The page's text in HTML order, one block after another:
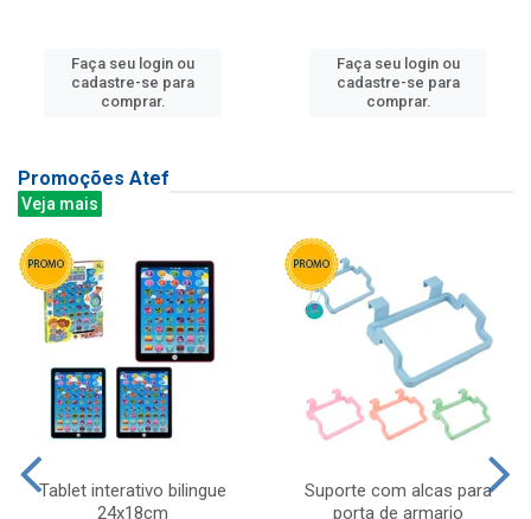
Faça seu login ou
cadastre-se para
comprar.
Faça seu login ou
cadastre-se para
comprar.
Promoções Atef
Veja mais
Tablet interativo bilingue
24x18cm
Suporte com alcas para
porta de armario